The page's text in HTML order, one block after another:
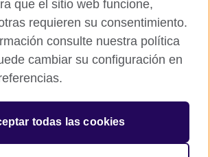
y condiciones de uso
international organisation for cultural
que el sitio web funcione,
requieren su consentimiento.
consulte nuestra política
cambiar su configuración en
todas las cookies